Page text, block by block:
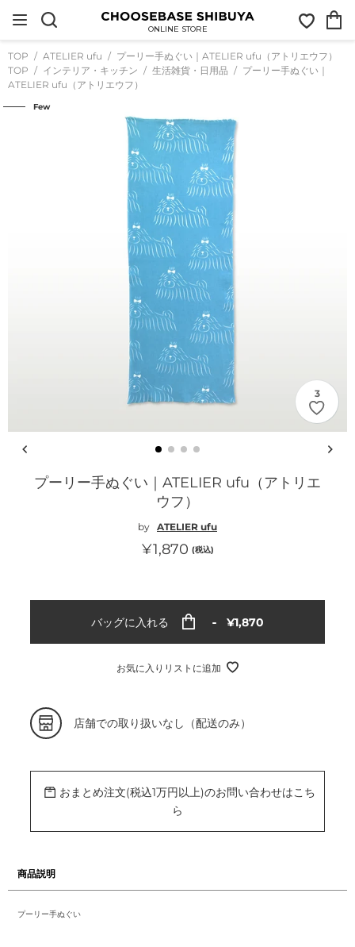
ONLINE STORE
お
気
り
カ
ー
TOP ATELIER ufu
プーリー手ぬぐい｜ATELIER ufu（アトリエウフ）
TOP
インテリア・キッチン 生活雑貨・日用品
プーリー手ぬぐい｜
ATELIER ufu（アトリエウフ）
Few
3
プーリー手ぬぐい｜ATELIER ufu（アトリエ
ウフ）
by ATELIER ufu
通
格
¥1,870 (税込)
バッグに入れる 通
価
¥1,870
お気に入りリストに追加
カ
ー
ト
品
る
店舗での取り扱いなし（配送のみ）
おまとめ注文(税込1万円以上)のお問い合わせはこち
ら
商品説明
プーリー手ぬぐい